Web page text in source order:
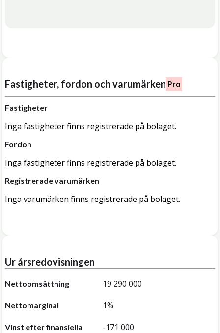
Fastigheter, fordon och varumärken Pro
Fastigheter
Inga fastigheter finns registrerade på bolaget.
Fordon
Inga fastigheter finns registrerade på bolaget.
Registrerade varumärken
Inga varumärken finns registrerade på bolaget.
Ur årsredovisningen
Nettoomsättning 19 290 000
Nettomarginal 1%
Vinst efter finansiella
-171 000